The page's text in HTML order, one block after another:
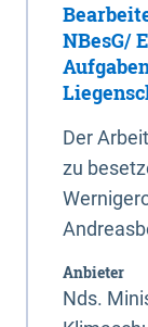
NBesG/
Der
zu
Anbieter
Nds.